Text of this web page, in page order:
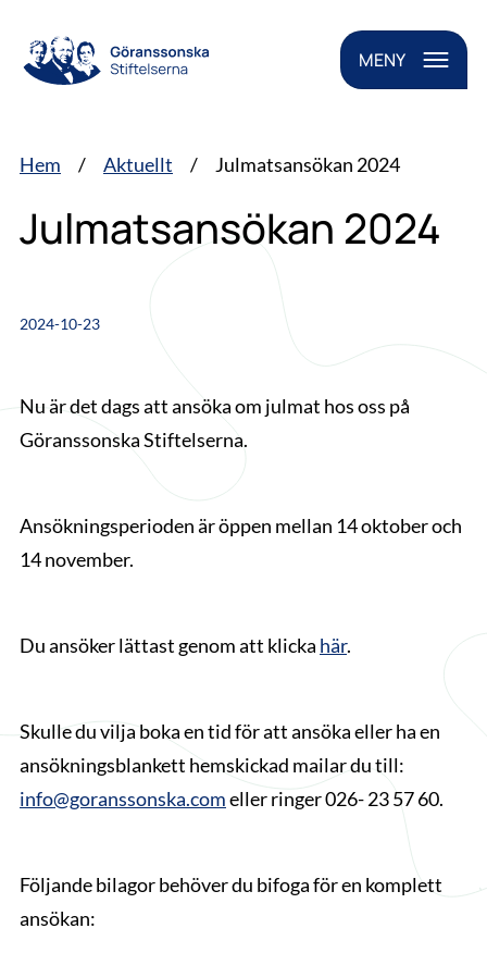
MENY
Hem / Aktuellt / Julmatsansökan 2024
Julmatsansökan 2024
2024-10-23
Nu är det dags att ansöka om julmat hos oss på
Göranssonska Stiftelserna.
Ansökningsperioden är öppen mellan 14 oktober och
14 november.
Du ansöker lättast genom att klicka här.
Skulle du vilja boka en tid för att ansöka eller ha en
ansökningsblankett hemskickad mailar du till:
info@goranssonska.comeller ringer 026- 23 57 60.
Följande bilagor behöver du bifoga för en komplett
ansökan: